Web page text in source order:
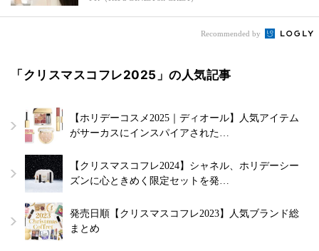
Recommended by
「クリスマスコフレ2025」の人気記事
【ホリデーコスメ2025｜ディオール】人気アイテム
がサーカスにインスパイアされた…
【クリスマスコフレ2024】シャネル、ホリデーシー
ズンに心ときめく限定セットを発…
発売日順【クリスマスコフレ2023】人気ブランド総
まとめ